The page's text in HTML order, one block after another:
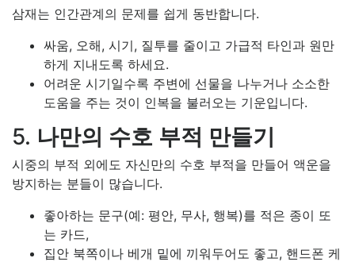
삼재는 인간관계의 문제를 쉽게 동반합니다.
싸움, 오해, 시기, 질투를 줄이고 가급적 타인과 원만
하게 지내도록 하세요.
어려운 시기일수록 주변에 선물을 나누거나 소소한
도움을 주는 것이 인복을 불러오는 기운입니다.
5. 나만의 수호 부적 만들기
시중의 부적 외에도 자신만의 수호 부적을 만들어 액운을
방지하는 분들이 많습니다.
좋아하는 문구(예: 평안, 무사, 행복)를 적은 종이 또
는 카드,
집안 북쪽이나 베개 밑에 끼워두어도 좋고, 핸드폰 케